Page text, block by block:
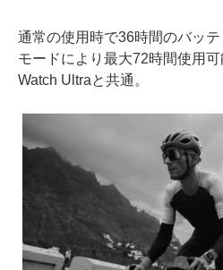
通常の使用時で36時間のバッ
モードにより最大72時間使用
Watch Ultraと共通。